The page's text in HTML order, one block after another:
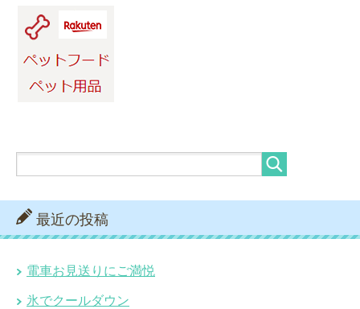
最近の投稿
電車お見送りにご満悦
氷でクールダウン